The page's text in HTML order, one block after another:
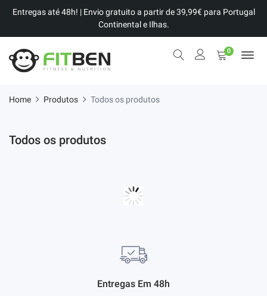
Entregas até 48h! | Envio gratuito a partir de 39,99€ para Portugal
Continental e Ilhas.
0
Home Produtos Todos os produtos
Todos os produtos
Entregas Em 48h